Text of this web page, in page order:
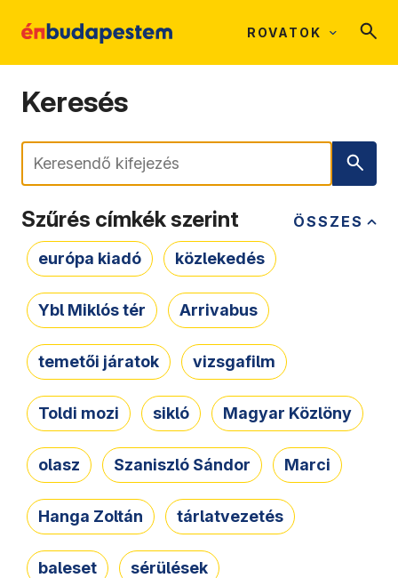
ROVATOK
Keresés
Keresés
ÖSSZES
Szűrés címkék szerint
európa kiadó közlekedés
Ybl Miklós tér Arrivabus
temetői járatok vizsgafilm
Toldi mozi sikló Magyar Közlöny
olasz Szaniszló Sándor Marci
Hanga Zoltán tárlatvezetés
baleset sérülések